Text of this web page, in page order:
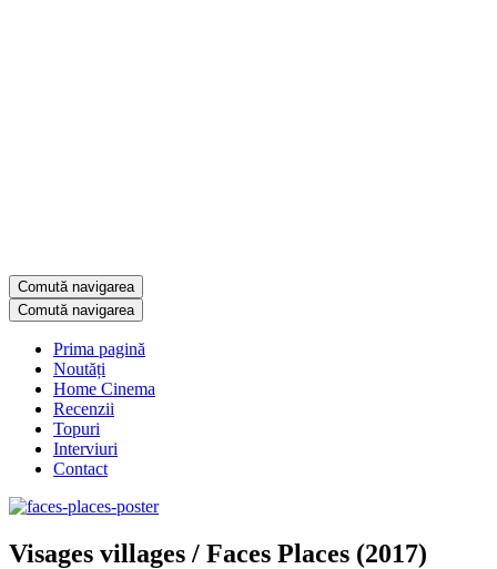
Comută navigarea
Comută navigarea
Prima pagină
Noutăți
Home Cinema
Recenzii
Topuri
Interviuri
Contact
Visages villages / Faces Places (2017)